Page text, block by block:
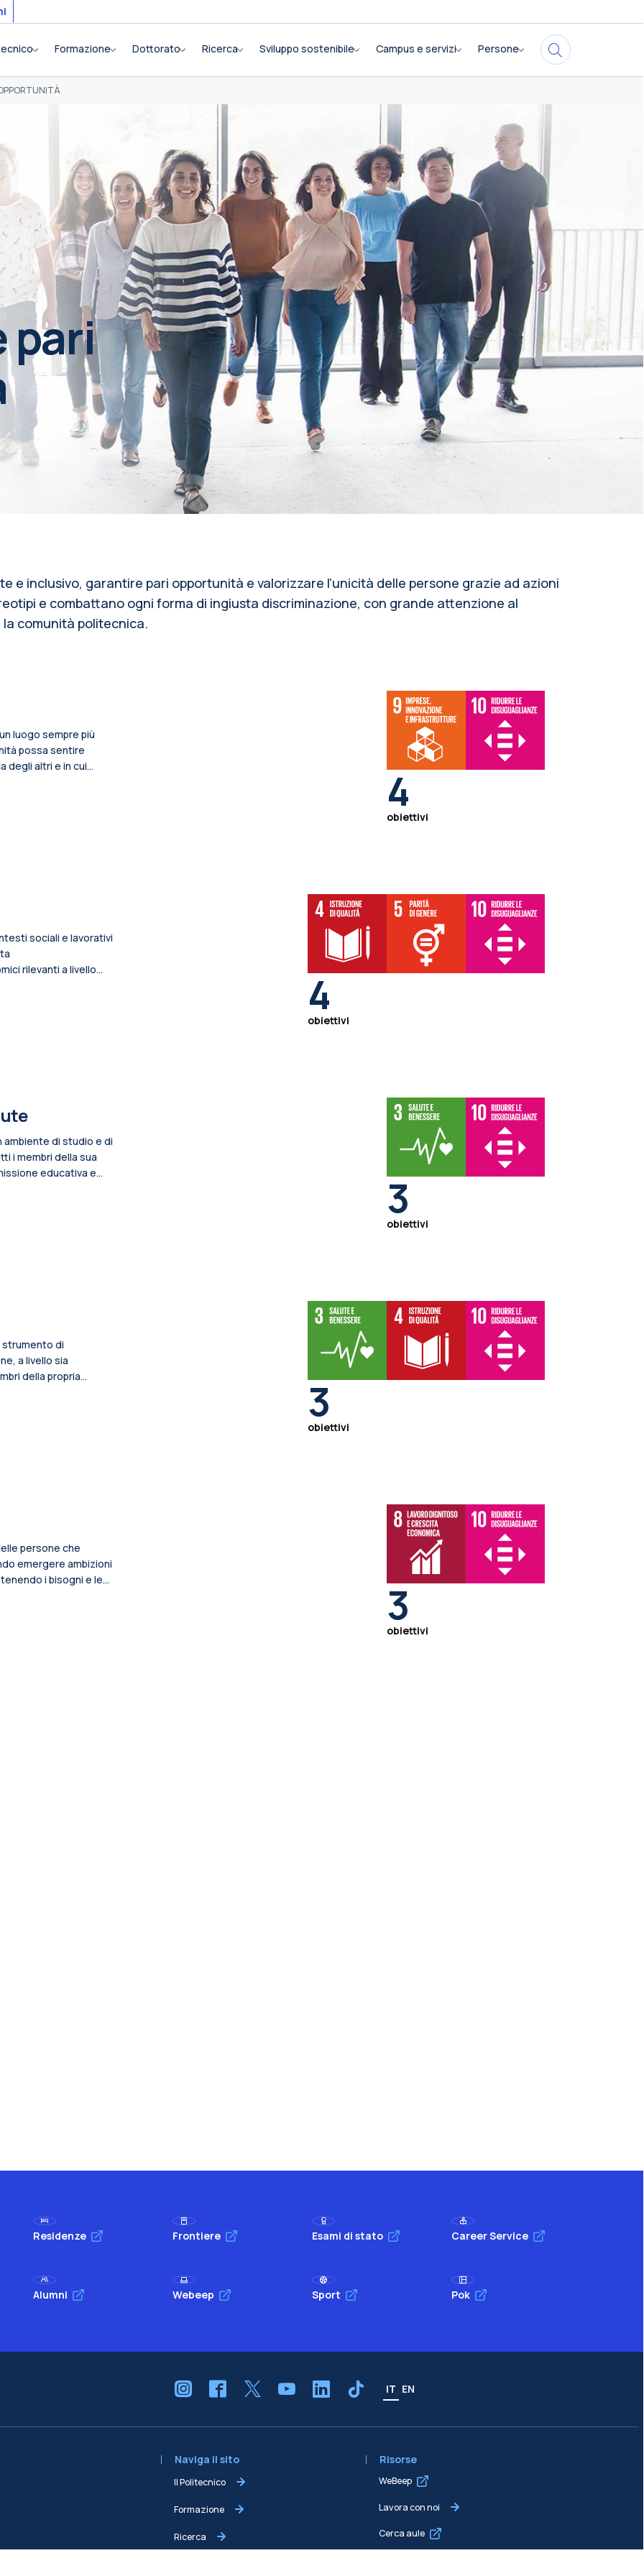
Formazione Dottorato Ricerca Sviluppo sostenibile Campus e servizi Persone
pari
e inclusivo, garantire pari opportunità e valorizzare l’unicità delle persone grazie ad azioni
e combattano ogni forma di ingiusta discriminazione, con grande attenzione al
comunità politecnica.
luogo sempre più
possa sentire
degli altri e in cui
4
obiettivi
sociali e lavorativi
rilevanti a livello
anche a
4
obiettivi
ambiente di studio e di
i membri della sua
educativa e
3
obiettivi
strumento di
a livello sia
della propria
3
obiettivi
persone che
emergere ambizioni
i bisogni e le
3
obiettivi
Residenze Frontiere Esami di stato Career Service
Alumni Webeep Sport Pok
IT EN
Naviga il sito
Il Politecnico
Formazione
Ricerca
Risorse
WeBeep
Lavora con noi
Cerca aule